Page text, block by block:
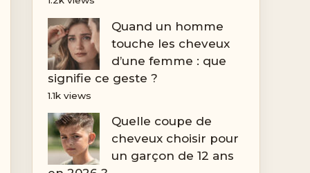
Quand un homme
touche les cheveux
d’une femme : que
signifie ce geste ?
1.1k views
Quelle coupe de
cheveux choisir pour
un garçon de 12 ans